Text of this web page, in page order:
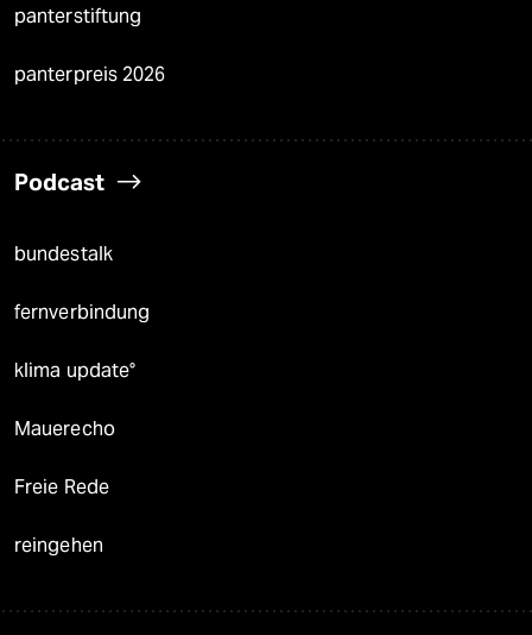
panterstiftung
panterpreis 2026
Podcast
bundestalk
fernverbindung
klima update°
Mauerecho
Freie Rede
reingehen